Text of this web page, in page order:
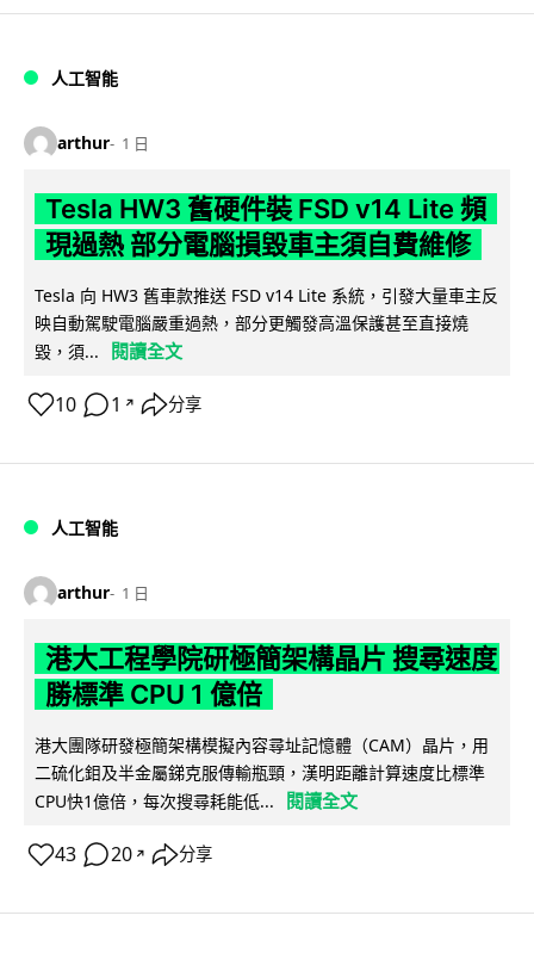
人工智能
arthur 1 日
Tesla HW3 舊硬件裝 FSD v14 Lite 頻
現過熱 部分電腦損毀車主須自費維修
Tesla 向 HW3 舊車款推送 FSD v14 Lite 系統，引發大量車主反
映自動駕駛電腦嚴重過熱，部分更觸發高溫保護甚至直接燒
毀，須...
閱讀全文
10 1 ↗ 分享
人工智能
arthur 1 日
港大工程學院研極簡架構晶片 搜尋速度
勝標準 CPU 1 億倍
港大團隊研發極簡架構模擬內容尋址記憶體（CAM）晶片，用
二硫化鉬及半金屬銻克服傳輸瓶頸，漢明距離計算速度比標準
CPU快1億倍，每次搜尋耗能低...
閱讀全文
43 20 ↗ 分享